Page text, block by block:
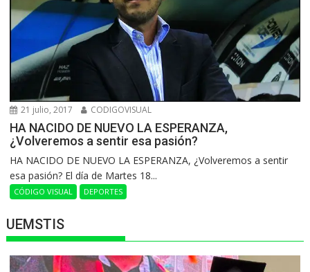
21 julio, 2017 CODIGOVISUAL
HA NACIDO DE NUEVO LA ESPERANZA,
¿Volveremos a sentir esa pasión?
HA NACIDO DE NUEVO LA ESPERANZA, ¿Volveremos a sentir
esa pasión? El día de Martes 18...
CÓDIGO VISUAL DEPORTES
UEMSTIS